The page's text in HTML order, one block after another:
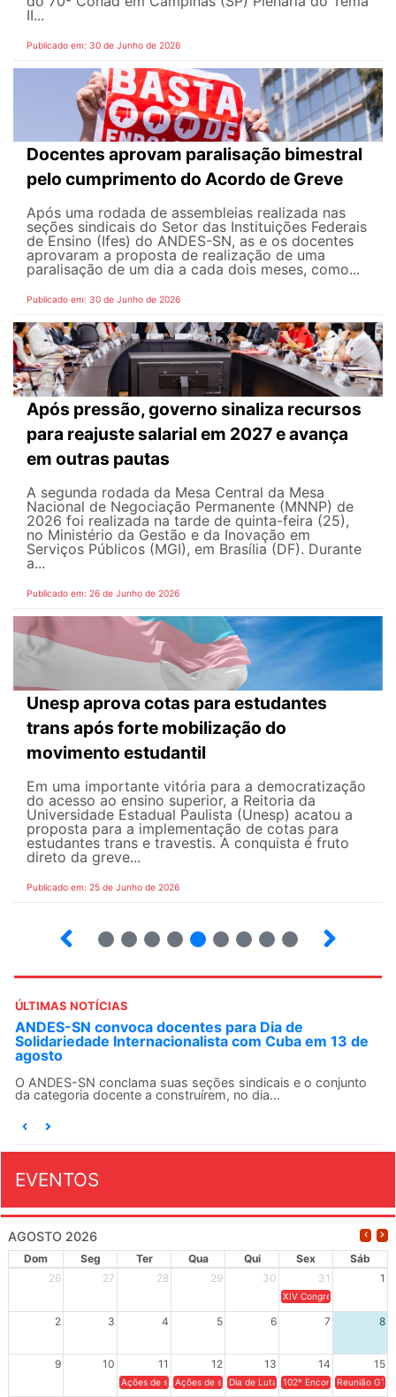
II...
Publicado em: 30 de Junho de 2026
Docentes aprovam paralisação bimestral
pelo cumprimento do Acordo de Greve
Após uma rodada de assembleias realizada nas
seções sindicais do Setor das Instituições Federais
de Ensino (Ifes) do ANDES-SN, as e os docentes
aprovaram a proposta de realização de uma
paralisação de um dia a cada dois meses, como...
Publicado em: 30 de Junho de 2026
Após pressão, governo sinaliza recursos
para reajuste salarial em 2027 e avança
em outras pautas
A segunda rodada da Mesa Central da Mesa
Nacional de Negociação Permanente (MNNP) de
2026 foi realizada na tarde de quinta-feira (25),
no Ministério da Gestão e da Inovação em
Serviços Públicos (MGI), em Brasília (DF). Durante
a...
Publicado em: 26 de Junho de 2026
Unesp aprova cotas para estudantes
trans após forte mobilização do
movimento estudantil
Em uma importante vitória para a democratização
do acesso ao ensino superior, a Reitoria da
Universidade Estadual Paulista (Unesp) acatou a
proposta para a implementação de cotas para
estudantes trans e travestis. A conquista é fruto
direto da greve...
Publicado em: 25 de Junho de 2026
ÚLTIMAS NOTÍCIAS
ANDES-SN convoca docentes para Dia de
Solidariedade Internacionalista com Cuba em 13 de
agosto
O ANDES-SN conclama suas seções sindicais e o conjunto
da categoria docente a construírem, no dia...
EVENTOS
AGOSTO 2026
Dom Seg Ter Qua Qui Sex
Sáb
26
27 28 29 30 31 1
XIV Congresso Brasileiro
2 3 4 5 6 7 8
9 10 11 12 13 14 15
Ações de solidariedade a Cuba no Rio Grande do Sul - 100
Ações de solidariedade a Cuba no Rio Grande do
Dia de Luta em Defesa de Cuba e da
102º Encontro da
Reunião